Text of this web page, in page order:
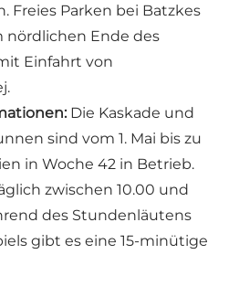
. Freies Parken bei Batzkes
nördlichen Ende des
Einfahrt von
Die Kaskade und
sind vom 1. Mai bis zu
in Woche 42 in Betrieb.
zwischen 10.00 und
des Stundenläutens
gibt es eine 15-minütige